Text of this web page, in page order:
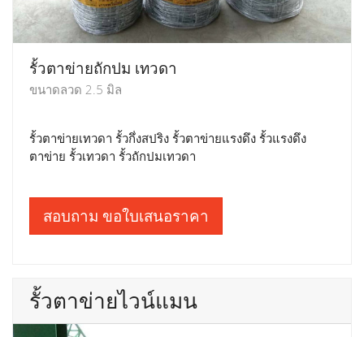
รั้วตาข่ายถักปม เทวดา
ขนาดลวด 2.5 มิล
รั้วตาข่ายเทวดา รั้วกึ่งสปริง รั้วตาข่ายแรงดึง รั้วแรงดึง
ตาข่าย รั้วเทวดา รั้วถักปมเทวดา
สอบถาม ขอใบเสนอราคา
รั้วตาข่ายไวน์แมน